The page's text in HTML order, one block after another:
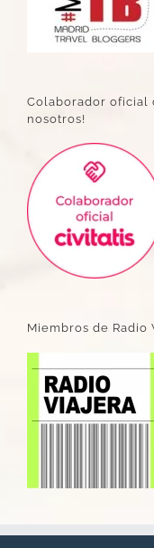
Colaborador oficial
nosotros!
Miembros de Radio